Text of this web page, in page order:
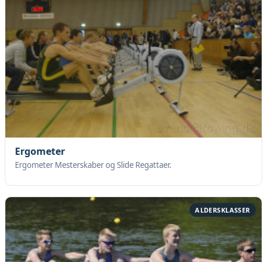
Ergometer
Ergometer Mesterskaber og Slide Regattaer.
ALDERSKLASSER